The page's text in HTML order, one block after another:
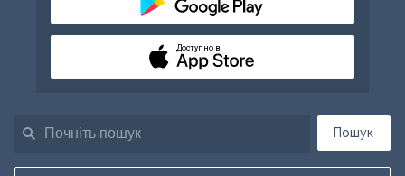
Пошук
Доступно в